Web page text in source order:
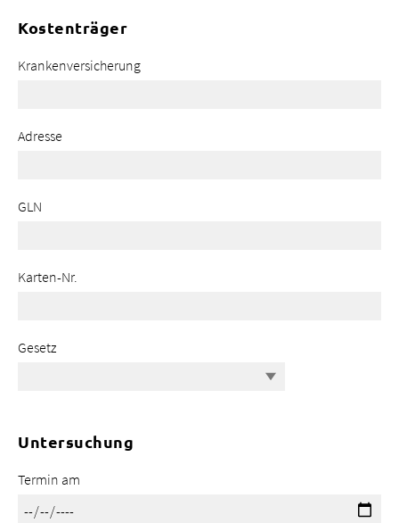
Kostenträger
Krankenversicherung
Adresse
GLN
Karten-Nr.
Gesetz
Untersuchung
Termin am